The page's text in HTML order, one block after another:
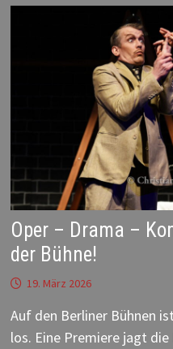
Oper – Drama –
der Bühne!
19. März 2026
Auf den Berliner Bühnen
los. Eine Premiere jagt die